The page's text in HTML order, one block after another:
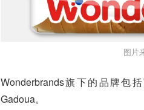
图片
Wonderbrands旗下的品牌包
Gadoua。